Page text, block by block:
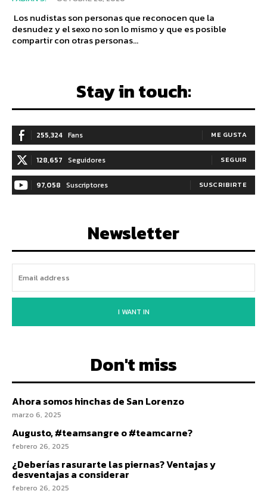
Los nudistas son personas que reconocen que la
desnudez y el sexo no son lo mismo y que es posible
compartir con otras personas...
Stay in touch:
255,324 Fans ME GUSTA
128,657 Seguidores SEGUIR
97,058 Suscriptores SUSCRIBIRTE
Newsletter
I WANT IN
Don't miss
Ahora somos hinchas de San Lorenzo
marzo 6, 2025
Augusto, #teamsangre o #teamcarne?
febrero 26, 2025
¿Deberías rasurarte las piernas? Ventajas y
desventajas a considerar
febrero 26, 2025